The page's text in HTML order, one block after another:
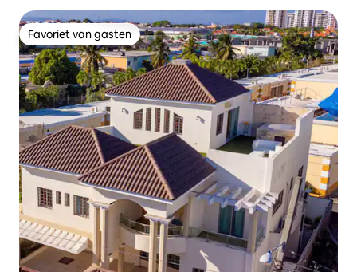
Favoriet van gasten
Favoriet van gasten